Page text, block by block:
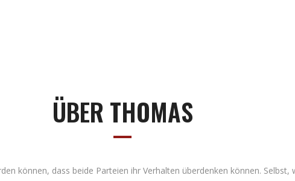
ÜBER THOMAS
können, dass beide Parteien ihr Verhalten überdenken können.